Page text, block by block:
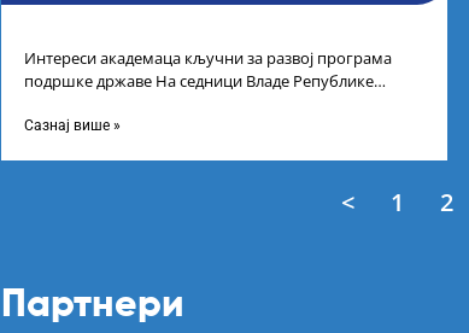
Интереси академаца кључни за развој програма
подршке државе На седници Владе Републике
Сазнај више »
< 1 2
Партнери